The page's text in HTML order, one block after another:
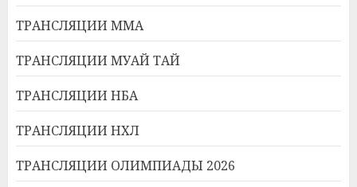
ТРАНСЛЯЦИИ ММА
ТРАНСЛЯЦИИ МУАЙ ТАЙ
ТРАНСЛЯЦИИ НБА
ТРАНСЛЯЦИИ НХЛ
ТРАНСЛЯЦИИ ОЛИМПИАДЫ 2026